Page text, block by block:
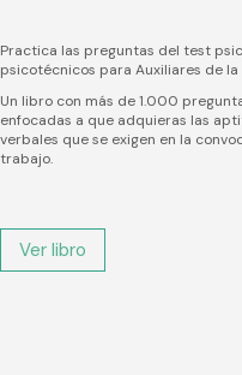
Practica las preguntas del test
psicotécnicos para Auxiliares de
Un libro con más de 1.000
enfocadas a que adquieras las
verbales que se exigen en la
trabajo.
Ver libro